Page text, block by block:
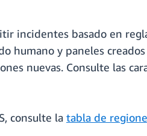
incidentes basado en
humano y paneles
nuevas. Consulte las
consulte la tabla de